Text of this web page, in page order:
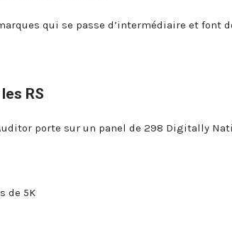
qui se passe d’intermédiaire et font
RS
porte sur un panel de 298 Digitally
de 5K